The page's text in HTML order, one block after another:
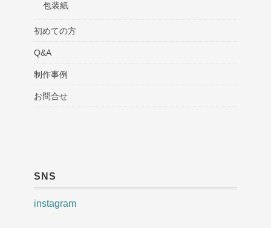
包装紙
初めての方
Q&A
制作事例
お問合せ
SNS
instagram